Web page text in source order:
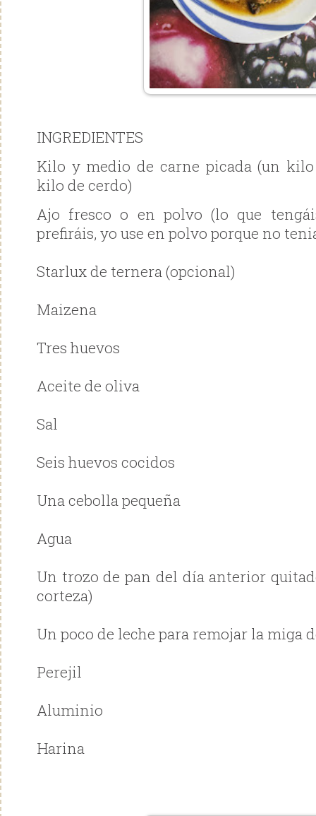
INGREDIENTES
Kilo y medio de carne picada (un
kilo de cerdo)
Ajo fresco o en polvo (lo que
prefiráis, yo use en polvo porque no
Starlux de ternera (opcional)
Maizena
Tres huevos
Aceite de oliva
Sal
Seis huevos cocidos
Una cebolla pequeña
Agua
Un trozo de pan del día anterior
corteza)
Un poco de leche para remojar la miga
Perejil
Aluminio
Harina